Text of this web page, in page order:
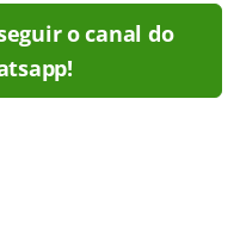
o canal do